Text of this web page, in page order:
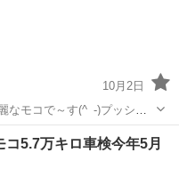
10月2日
なモコで～す(^_-)プッシュ
安心車庫入れ！エンジンス
こえ5.7万キロ車検今年5月